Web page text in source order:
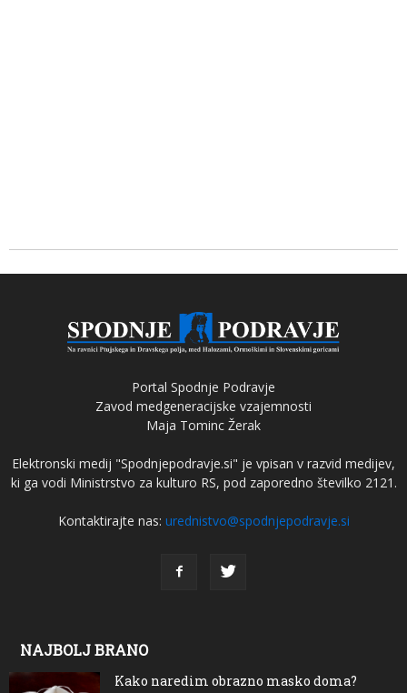
Portal Spodnje Podravje
Zavod medgeneracijske vzajemnosti
Maja Tominc Žerak
Elektronski medij "Spodnjepodravje.si" je vpisan v razvid medijev,
ki ga vodi Ministrstvo za kulturo RS, pod zaporedno številko 2121.
Kontaktirajte nas: urednistvo@spodnjepodravje.si
NAJBOLJ BRANO
Kako naredim obrazno masko doma?